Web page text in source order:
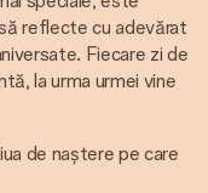
reflecte cu adevărat
Fiecare zi de
la urma urmei vine
de naștere pe care